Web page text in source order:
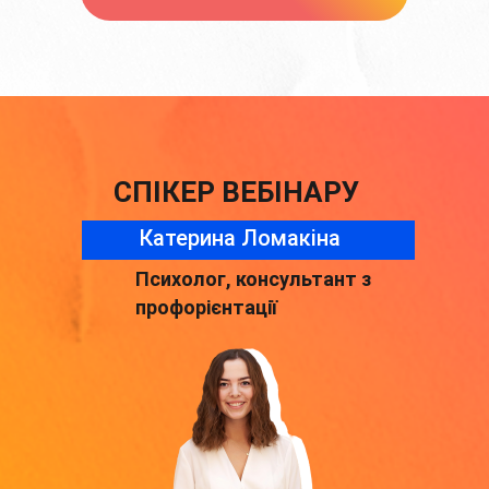
Катерина Ломакіна
СПІКЕР ВЕБІНАРУ
Психолог, консультант з
профорієнтації